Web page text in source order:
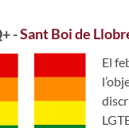
-Sant Boi de
El